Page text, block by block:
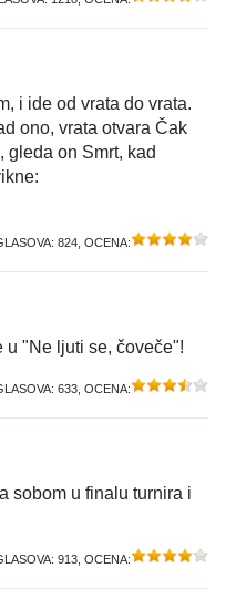
i ide od vrata do vrata.
ono, vrata otvara Čak
gleda on Smrt, kad
824 , OCENA:
u "Ne ljuti se, čoveče"!
633 , OCENA:
sobom u finalu turnira i
913 , OCENA: